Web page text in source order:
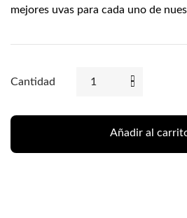
mejores uvas para cada uno de
Cantidad
Añadir al